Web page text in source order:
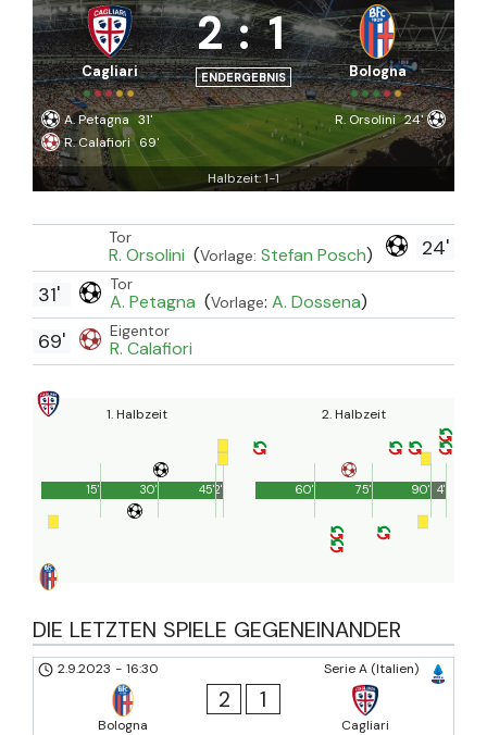
Cagliari
2 : 1
ENDERGEBNIS Bologna
A. Petagna 31'
R. Calafiori 69'
R. Orsolini 24'
Halbzeit: 1-1
24'
Tor
R. Orsolini (Vorlage: Stefan Posch)
Tor
A. Petagna (Vorlage: A. Dossena)
31'
Eigentor
R. Calafiori
69'
1. Halbzeit
45'
15' 30' 2'
2. Halbzeit
90'
60' 75' 4'
DIE LETZTEN SPIELE GEGENEINANDER
Serie A (Italien)
2.9.2023 - 16:30
Bologna
2 1
Cagliari